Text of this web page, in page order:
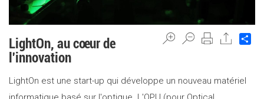
LightOn, au cœur de
l'innovation
LightOn est une start-up qui développe un nouveau matériel